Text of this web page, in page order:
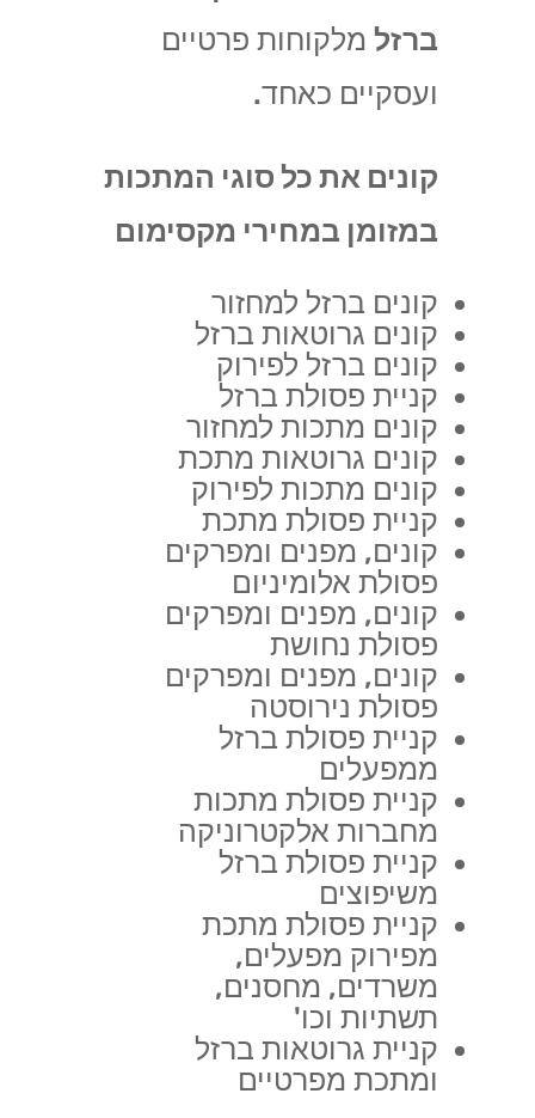
ברזל מלקוחות פרטיים
ועסקיים כאחד.
קונים את כל סוגי המתכות
במזומן במחירי מקסימום
קונים ברזל למחזור
קונים גרוטאות ברזל
קונים ברזל לפירוק
קניית פסולת ברזל
קונים מתכות למחזור
קונים גרוטאות מתכת
קונים מתכות לפירוק
קניית פסולת מתכת
קונים, מפנים ומפרקים
פסולת אלומיניום
קונים, מפנים ומפרקים
פסולת נחושת
קונים, מפנים ומפרקים
פסולת נירוסטה
קניית פסולת ברזל
ממפעלים
קניית פסולת מתכות
מחברות אלקטרוניקה
קניית פסולת ברזל
משיפוצים
קניית פסולת מתכת
מפירוק מפעלים,
משרדים, מחסנים,
תשתיות וכו'
קניית גרוטאות ברזל
ומתכת מפרטיים